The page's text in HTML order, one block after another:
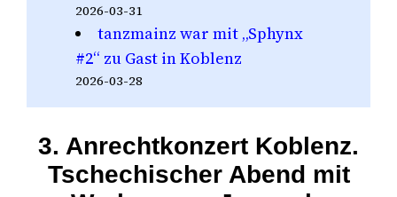
2026-03-31
tanzmainz war mit „Sphynx
#2“ zu Gast in Koblenz
2026-03-28
3. Anrechtkonzert Koblenz.
Tschechischer Abend mit